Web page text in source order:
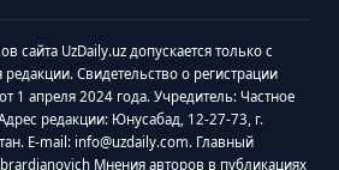
сайта UzDaily.uz допускается только с
Свидетельство о регистрации
1 апреля 2024 года. Учредитель: Частное
редакции: Юнусабад, 12-27-73, г.
E-mail: info@uzdaily.com. Главный
Мнения авторов в публикациях